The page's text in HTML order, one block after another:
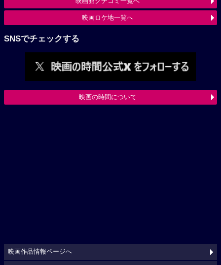
映画ロケ地一覧へ
SNSでチェックする
映画の時間について
映画作品情報ページへ